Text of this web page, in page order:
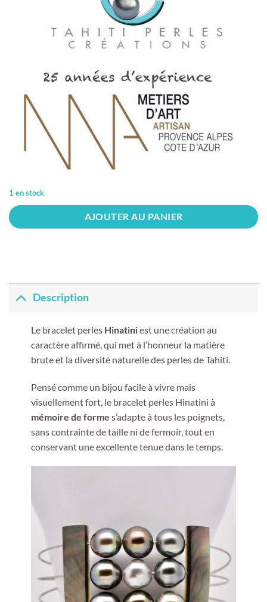
1 en stock
AJOUTER AU PANIER
Description
Le bracelet perles Hinatiniest une création au
caractère affirmé, qui met à l’honneur la matière
brute et la diversité naturelle des perles de Tahiti.
Pensé comme un bijou facile à vivre mais
visuellement fort, le bracelet perles Hinatini à
mémoire de forme s’adapte à tous les poignets,
sans contrainte de taille ni de fermoir, tout en
conservant une excellente tenue dans le temps.